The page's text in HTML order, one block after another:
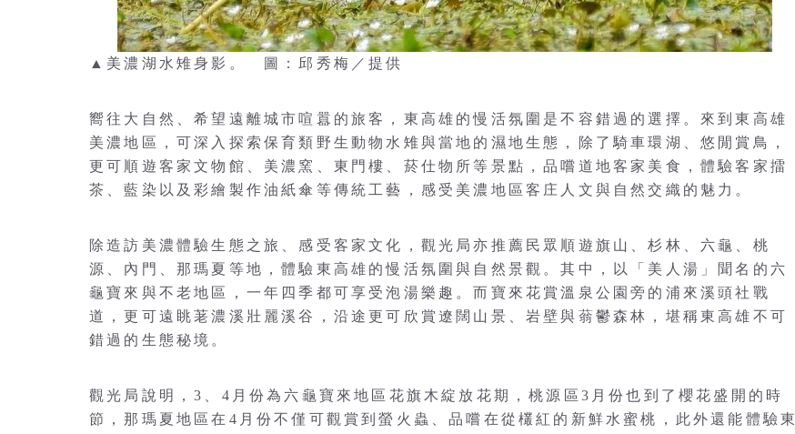
▲美濃湖水雉身影。 圖：邱秀梅／提供
嚮往大自然、希望遠離城市喧囂的旅客，東高雄的慢活氛圍是不容錯過的選擇。來到東高雄
美濃地區，可深入探索保育類野生動物水雉與當地的濕地生態，除了騎車環湖、悠閒賞鳥，
更可順遊客家文物館、美濃窯、東門樓、菸仕物所等景點，品嚐道地客家美食，體驗客家擂
茶、藍染以及彩繪製作油紙傘等傳統工藝，感受美濃地區客庄人文與自然交織的魅力。
除造訪美濃體驗生態之旅、感受客家文化，觀光局亦推薦民眾順遊旗山、杉林、六龜、桃
源、內門、那瑪夏等地，體驗東高雄的慢活氛圍與自然景觀。其中，以「美人湯」聞名的六
龜寶來與不老地區，一年四季都可享受泡湯樂趣。而寶來花賞溫泉公園旁的浦來溪頭社戰
道，更可遠眺荖濃溪壯麗溪谷，沿途更可欣賞遼闊山景、岩壁與蓊鬱森林，堪稱東高雄不可
錯過的生態秘境。
觀光局說明，3、4月份為六龜寶來地區花旗木綻放花期，桃源區3月份也到了櫻花盛開的時
節，那瑪夏地區在4月份不僅可觀賞到螢火蟲、品嚐在從欉紅的新鮮水蜜桃，此外還能體驗東